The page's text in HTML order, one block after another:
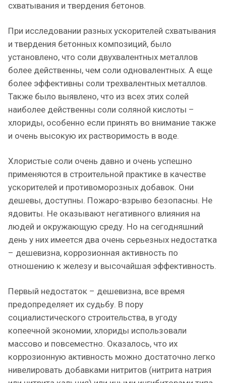
схватывания и твердения бетонов.
При исследовании разных ускорителей схватывания
и твердения бетонных композиций, было
установлено, что соли двухвалентных металлов
более действенны, чем соли одновалентных. А еще
более эффективны соли трехвалентных металлов.
Также было выявлено, что из всех этих солей
наиболее действенны соли соляной кислоты –
хлориды, особенно если принять во внимание также
и очень высокую их растворимость в воде.
Хлористые соли очень давно и очень успешно
применяются в строительной практике в качестве
ускорителей и противоморозных добавок. Они
дешевы, доступны. Пожаро-взрыво безопасны. Не
ядовиты. Не оказывают негативного влияния на
людей и окружающую среду. Но на сегодняшний
день у них имеется два очень серьезных недостатка
– дешевизна, коррозионная активность по
отношению к железу и высочайшая эффективность.
Первый недостаток – дешевизна, все время
предопределяет их судьбу. В пору
социалистического строительства, в угоду
копеечной экономии, хлориды использовали
массово и повсеместно. Оказалось, что их
коррозионную активность можно достаточно легко
нивелировать добавками нитритов (нитрита натрия